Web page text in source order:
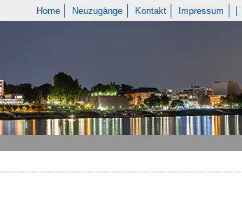
Home Neuzugänge Kontakt Impressum